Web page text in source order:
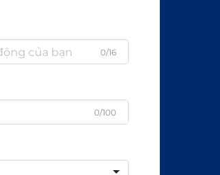
0/16
0/100